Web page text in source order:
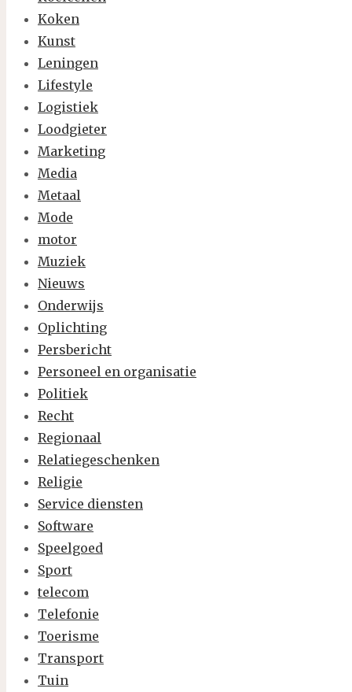
Koken
Kunst
Leningen
Lifestyle
Logistiek
Loodgieter
Marketing
Media
Metaal
Mode
motor
Muziek
Nieuws
Onderwijs
Oplichting
Persbericht
Personeel en organisatie
Politiek
Recht
Regionaal
Relatiegeschenken
Religie
Service diensten
Software
Speelgoed
Sport
telecom
Telefonie
Toerisme
Transport
Tuin